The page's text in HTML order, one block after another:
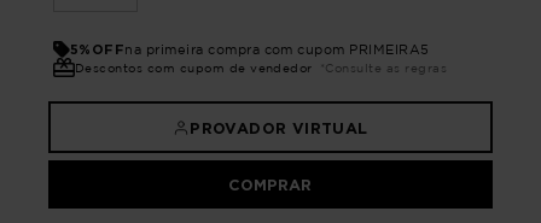
5%OFFna primeira compra com cupom PRIMEIRA5
Descontos com cupom de vendedor *Consulte as regras
PROVADOR VIRTUAL
COMPRAR